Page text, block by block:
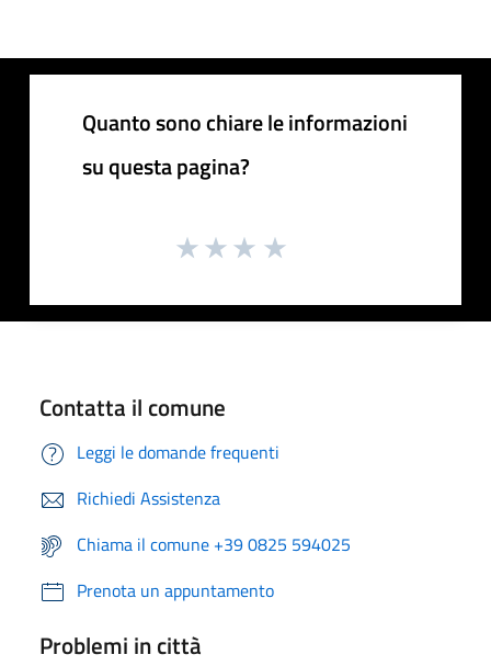
Quanto sono chiare le informazioni
su questa pagina?
Contatta il comune
Leggi le domande frequenti
Richiedi Assistenza
Chiama il comune +39 0825 594025
Prenota un appuntamento
Problemi in città